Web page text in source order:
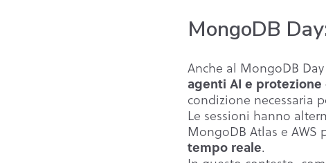
MongoDB
Anche al MongoDB
agenti AI e
condizione necessaria
Le sessioni hanno
MongoDB Atlas e AWS
tempo reale.